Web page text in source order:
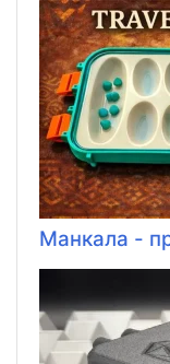
Манкала -